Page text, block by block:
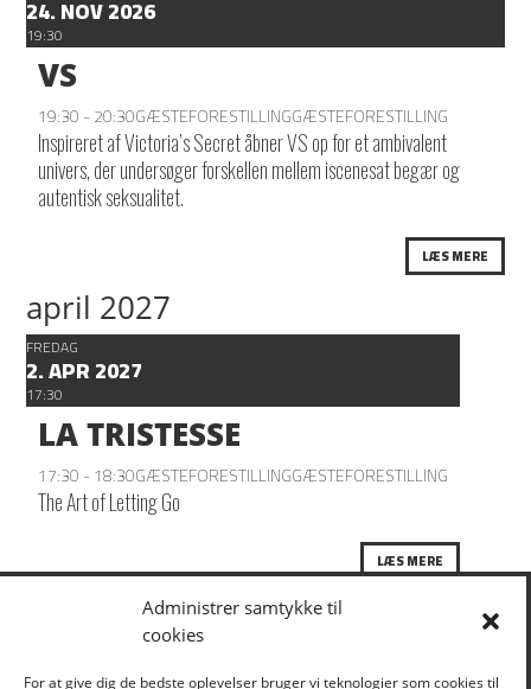
Administrer samtykke til
cookies
For at give dig de bedste oplevelser bruger vi teknologier som cookies til
24. NOV 2026
19:30
VS
19:30 - 20:30GÆSTEFORESTILLINGGÆSTEFORESTILLING
Inspireret af Victoria’s Secret åbner VS op for et ambivalent
univers, der undersøger forskellen mellem iscenesat begær og
autentisk seksualitet.
LÆS MERE
april 2027
FREDAG
2. APR 2027
17:30
LA TRISTESSE
17:30 - 18:30GÆSTEFORESTILLINGGÆSTEFORESTILLING
The Art of Letting Go
LÆS MERE